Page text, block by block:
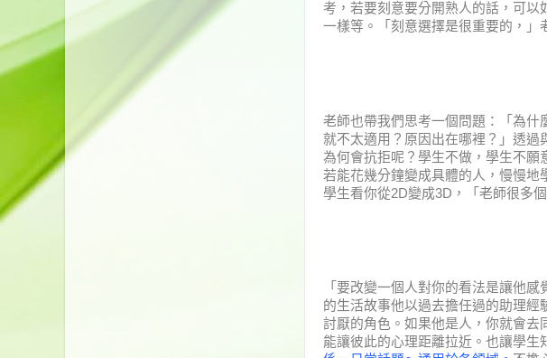
考，若要刻意要分開熟人的話，可
一樣等。「刻意選擇是很重要的，」
老師也帶我們思考一個問題：「為什
就不太適用？原因出在哪裡？」透過
為何會抗拒呢？學生不做，學生不願
若能花幾分鐘變成具體的人，慢慢
學生看你從2D變成3D，「老師很多
「要改變一個人對你的看法是讓他
的生活故事他以過去擔任過的助理經
討厭的角色。如果他是人，你就會
能讓彼此的心理距離拉近。也讓學生